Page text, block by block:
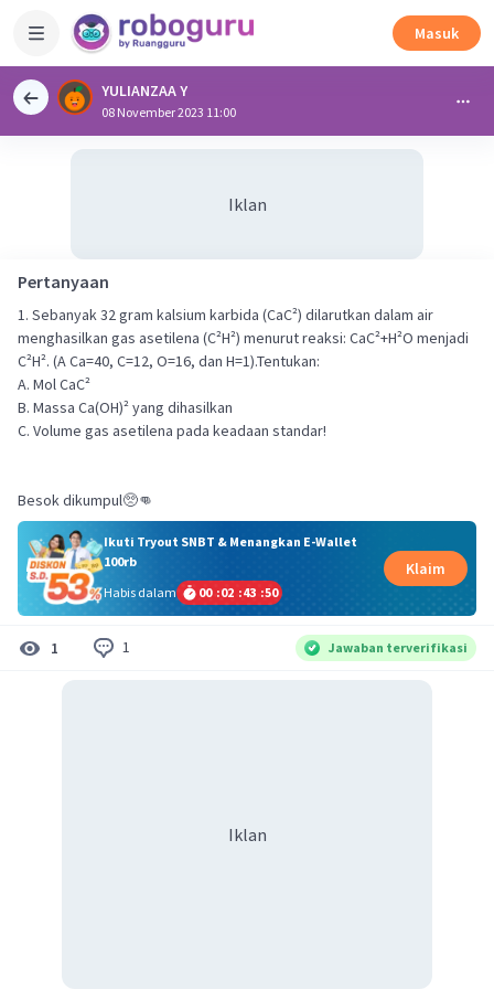
Masuk
YULIANZAA Y
08 November 2023 11:00
Iklan
Pertanyaan
1. Sebanyak 32 gram kalsium karbida (CaC²) dilarutkan dalam air
menghasilkan gas asetilena (C²H²) menurut reaksi: CaC²+H²O menjadi
C²H². (A Ca=40, C=12, O=16, dan H=1).Tentukan:
A. Mol CaC²
B. Massa Ca(OH)² yang dihasilkan
C. Volume gas asetilena pada keadaan standar!
Besok dikumpul🥺👊
Ikuti Tryout SNBT & Menangkan E-Wallet
100rb
Habis dalam
00 :02 :43 :50
Klaim
1 1 Jawaban terverifikasi
Iklan